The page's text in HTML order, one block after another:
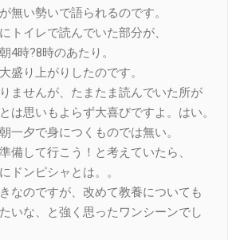
無い勢いで語られるのです。
トイレで読んでいた部分が、
4時?8時のあたり。
盛り上がりしたのです。
ませんが、たまたま読んでいた所が
は思いもよらず大喜びですよ。はい。
一夕で身につくものでは無い。
備して行こう！と考えていたら、
ドンピシャとは。。
なのですが、改めて教養についても
いな、と強く思ったワンシーンでし